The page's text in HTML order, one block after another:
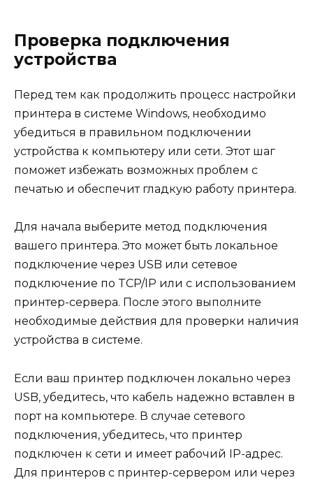
Проверка подключения
устройства
Перед тем как продолжить процесс настройки
принтера в системе Windows, необходимо
убедиться в правильном подключении
устройства к компьютеру или сети. Этот шаг
поможет избежать возможных проблем с
печатью и обеспечит гладкую работу принтера.
Для начала выберите метод подключения
вашего принтера. Это может быть локальное
подключение через USB или сетевое
подключение по TCP/IP или с использованием
принтер-сервера. После этого выполните
необходимые действия для проверки наличия
устройства в системе.
Если ваш принтер подключен локально через
USB, убедитесь, что кабель надежно вставлен в
порт на компьютере. В случае сетевого
подключения, убедитесь, что принтер
подключен к сети и имеет рабочий IP-адрес.
Для принтеров с принтер-сервером или через